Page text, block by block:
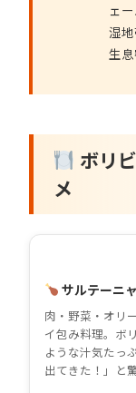
ェ
湿
生
ボリ
メ
サルテーニ
肉・野菜・オリ
イ包み料理。ボ
ような汁気たっ
出てきた！」と驚